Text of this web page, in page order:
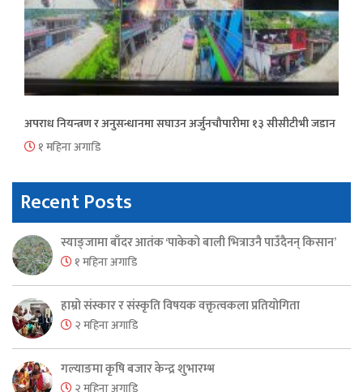
अपराध नियन्त्रण र अनुसन्धानमा सघाउन अर्जुनचौपारीमा १३ सीसीटीभी जडान
१ महिना अगाडि
Recent Posts
स्याङ्जामा बाँदर आतंक ‘पाकेको बाली भित्राउनै पाउँदैनन् किसान’
१ महिना अगाडि
हाम्रो संस्कार र संस्कृति विषयक वक्तृत्वकला प्रतियोगिता
२ महिना अगाडि
गल्याङमा कृषि बजार केन्द्र शुभारम्भ